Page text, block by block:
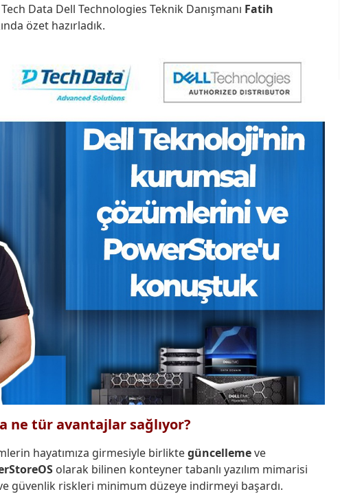
Data Dell Technologies Teknik Danışmanı Fatih
özet hazırladık.
ne tür avantajlar sağlıyor?
hayatımıza girmesiyle birliktegüncellemeve
olarak bilinen konteyner tabanlı yazılım mimarisi
güvenlik riskleri minimum düzeye indirmeyi başardı.